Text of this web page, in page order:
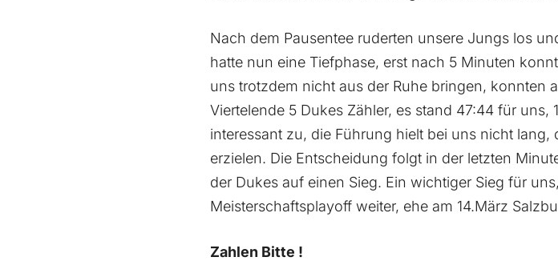
Nach dem Pausentee ruderten unsere Jungs los
hatte nun eine Tiefphase, erst nach 5 Minuten
uns trotzdem nicht aus der Ruhe bringen, konnten
Viertelende 5 Dukes Zähler, es stand 47:44 für
interessant zu, die Führung hielt bei uns nicht
erzielen. Die Entscheidung folgt in der letzten
der Dukes auf einen Sieg. Ein wichtiger Sieg für
Meisterschaftsplayoff weiter, ehe am 14.März
Zahlen Bitte !